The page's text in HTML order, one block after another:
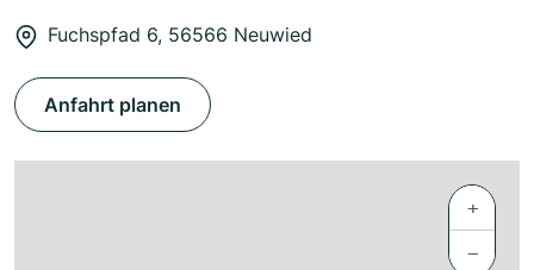
Fuchspfad 6, 56566 Neuwied
Anfahrt planen
+
−